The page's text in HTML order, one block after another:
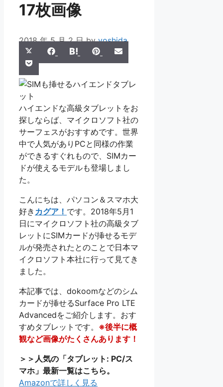
17枚画像
2018 年 5 月 2 日 byyoshida
Share
on
(Twitter)
Share
on
Facebook
Share
on
Hatena Share
on
PinterestShare
on
Share
on
Pocket
ハイエンドな高級タブレットをお
探しならば、マイクロソフト社の
サーフェスがおすすめです。世界
中で人気がありPCと同様の作業
ができるすぐれもので、SIMカー
ドが使えるモデルも登場しまし
た。
こんにちは、パソコン＆スマホ大
好き カグア！ です。2018年5月1
日にマイクロソフト社の高級タブ
レットにSIMカードが挿せるモデ
ルが発売されたとのことで日本マ
イクロソフト本社に行って見てき
ました。
本記事では、dokoomなどのシム
カードが挿せるSurface Pro LTE
Advancedをご紹介します。おす
すめタブレットです。 ※後半に概
観など画像がたくさんあります！
＞＞人気の「タブレット: PC/ス
マホ」最新一覧はこちら。
Amazonで詳しく見る